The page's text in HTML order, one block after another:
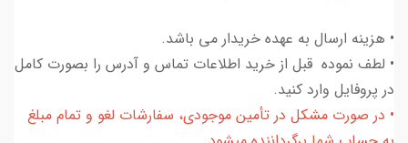
• هزینه ارسال به عهده خریدار می باشد.
• لطف نموده قبل از خرید اطلاعات تماس و آدرس را بصورت کامل
در پروفایل وارد کنید.
• در صورت مشکل در تأمین موجودی، سفارشات لغو و تمام مبلغ